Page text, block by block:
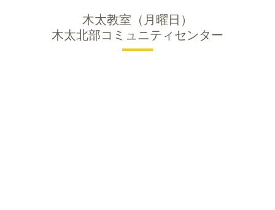
木太教室（月曜日）
木太北部コミュニティセンター